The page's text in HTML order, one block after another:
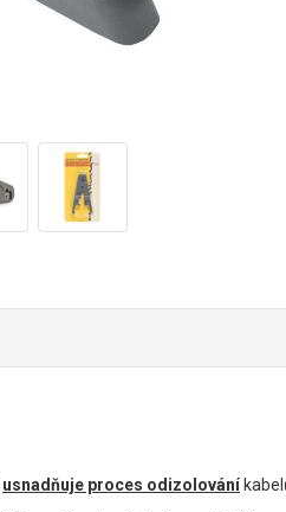
usnadňuje proces odizolování